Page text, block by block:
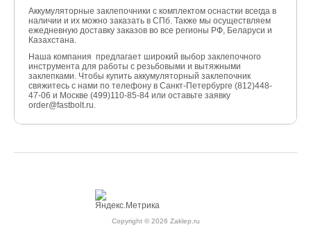
Аккумуляторные заклепочники с комплектом оснастки всегда в
наличии и их можно заказать в СПб. Также мы осуществляем
ежедневную доставку заказов во все регионы РФ, Беларуси и
Казахстана.
Наша компания предлагает широкий выбор заклепочного
инструмента для работы с резьбовыми и вытяжными
заклепками. Чтобы купить аккумуляторный заклепочник
свяжитесь с нами по телефону в Санкт-Петербурге (812)448-
47-06 и Москве (499)110-85-84 или оставьте заявку
order@fastbolt.ru.
Copyright © 2026 Zaklep.ru